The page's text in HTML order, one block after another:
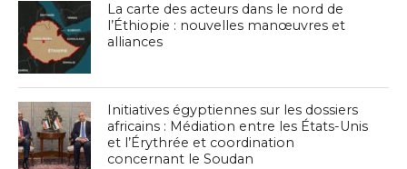
La carte des acteurs dans le nord de
l’Éthiopie : nouvelles manœuvres et
alliances
Initiatives égyptiennes sur les dossiers
africains : Médiation entre les États-Unis
et l’Érythrée et coordination
concernant le Soudan